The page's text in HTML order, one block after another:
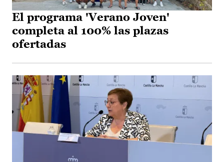
El programa 'Verano Joven'
completa al 100% las plazas
ofertadas